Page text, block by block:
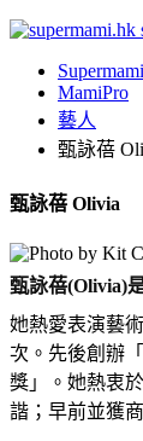
Supermami
MamiPro
藝人
甄詠蓓
甄詠蓓 Olivia
甄詠蓓(Olivia)
她熱愛表演藝
次。先後創辦
獎」。她熱衷
諧；早前並獲